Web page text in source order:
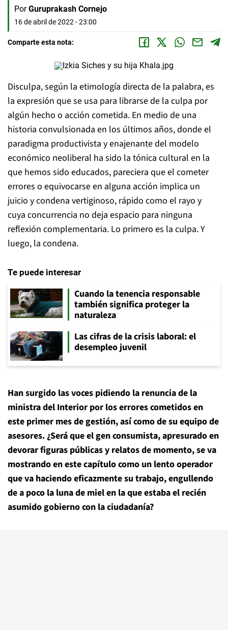
Por Guruprakash Cornejo
16 de abril de 2022 - 23:00
Comparte esta nota:
Disculpa, según la etimología directa de la palabra, es
la expresión que se usa para librarse de la culpa por
algún hecho o acción cometida. En medio de una
historia convulsionada en los últimos años, donde el
paradigma productivista y enajenante del modelo
económico neoliberal ha sido la tónica cultural en la
que hemos sido educados, pareciera que el cometer
errores o equivocarse en alguna acción implica un
juicio y condena vertiginoso, rápido como el rayo y
cuya concurrencia no deja espacio para ninguna
reflexión complementaria. Lo primero es la culpa. Y
luego, la condena.
Te puede interesar
Cuando la tenencia responsable
también significa proteger la
naturaleza
Las cifras de la crisis laboral: el
desempleo juvenil
Han surgido las voces pidiendo la renuncia de la
ministra del Interior por los errores cometidos en
este primer mes de gestión, así como de su equipo de
asesores. ¿Será que el gen consumista, apresurado en
devorar figuras públicas y relatos de momento, se va
mostrando en este capítulo como un lento operador
que va haciendo eficazmente su trabajo, engullendo
de a poco la luna de miel en la que estaba el recién
asumido gobierno con la ciudadanía?